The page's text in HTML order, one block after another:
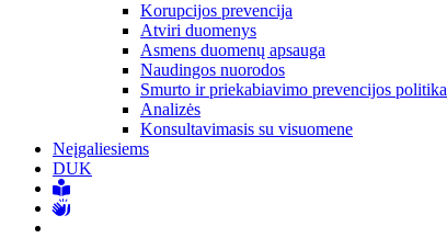
Korupcijos prevencija
Atviri duomenys
Asmens duomenų apsauga
Naudingos nuorodos
Smurto ir priekabiavimo prevencijos politika
Analizės
Konsultavimasis su visuomene
Neįgaliesiems
DUK